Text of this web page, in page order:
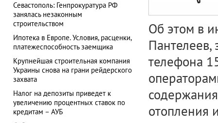
Севастополь: Генпрокуратура РФ
занялась незаконным
строительством
Ипотека в Европе. Условия, расценки,
платежеспособность заемщика
Крупнейшая строительная компания
Украины снова на грани рейдерского
захвата
Налог на депозиты приведет к
увеличению процентных ставок по
кредитам – АУБ
Об этом в
Пантелеев,
телефона
отопления